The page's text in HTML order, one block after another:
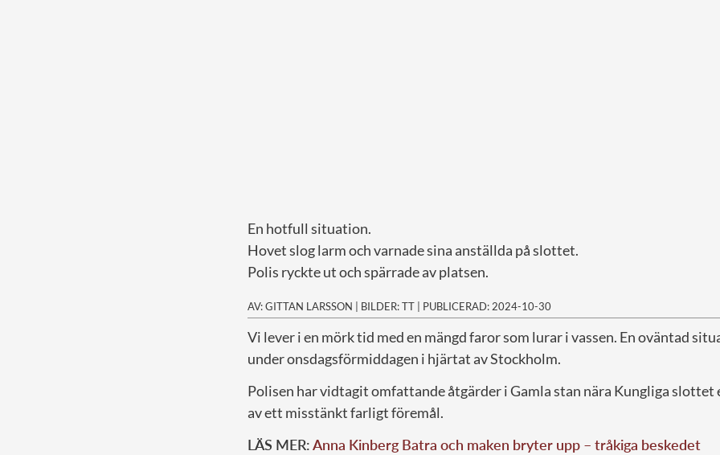
En hotfull situation.
Hovet slog larm och varnade sina anställda på slottet.
Polis ryckte ut och spärrade av platsen.
AV: GITTAN LARSSON | BILDER: TT | PUBLICERAD: 2024-10-30
Vi lever i en mörk tid med en mängd faror som lurar i vassen. En oväntad
under onsdagsförmiddagen i hjärtat av Stockholm.
Polisen har vidtagit omfattande åtgärder i Gamla stan nära Kungliga
av ett misstänkt farligt föremål.
LÄS MER:Anna Kinberg Batra och maken bryter upp – tråkiga beskedet